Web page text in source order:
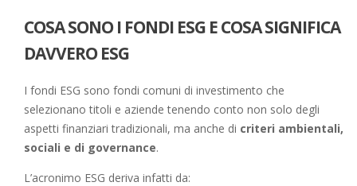
COSA SONO I FONDI ESG E COSA SIGNIFICA
DAVVERO ESG
I fondi ESG sono fondi comuni di investimento che
selezionano titoli e aziende tenendo conto non solo degli
aspetti finanziari tradizionali, ma anche di criteri ambientali,
sociali e di governance.
L’acronimo ESG deriva infatti da: